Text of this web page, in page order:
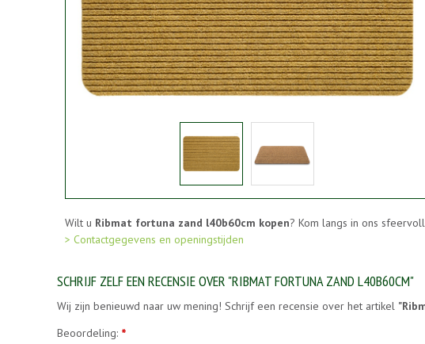
Wilt u Ribmat fortuna zand l40b60cm kopen? Kom langs in ons
> Contactgegevens en openingstijden
SCHRIJF ZELF EEN RECENSIE OVER "RIBMAT FORTUNA ZAND L40B60CM"
Wij zijn benieuwd naar uw mening! Schrijf een recensie over het artikel
Beoordeling: *